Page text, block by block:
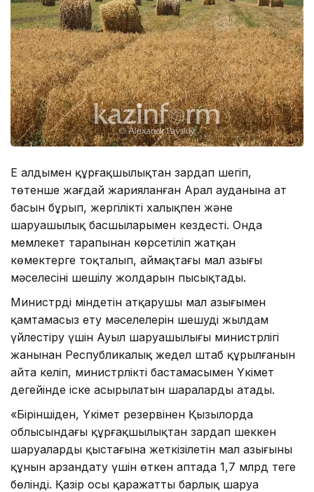
Ең алдымен құрғақшылықтан зардап шегіп,
төтенше жағдай жарияланған Арал ауданына ат
басын бұрып, жергілікті халықпен және
шаруашылық басшыларымен кездесті. Онда
мемлекет тарапынан көрсетіліп жатқан
көмектерге тоқталып, аймақтағы мал азығы
мәселесінің шешілу жолдарын пысықтады.
Министрдің міндетін атқарушы мал азығымен
қамтамасыз ету мәселелерін шешуді жылдам
үйлестіру үшін Ауыл шаруашылығы министрлігі
жанынан Республикалық жедел штаб құрылғанын
айта келіп, министрліктің бастамасымен Үкімет
деңгейінде іске асырылатын шараларды атады.
«Біріншіден, Үкімет резервінен Қызылорда
облысындағы құрғақшылықтан зардап шеккен
шаруалардың қыстағына жеткізілетін мал азығының
құнын арзандату үшін өткен аптада 1,7 млрд теңге
бөлінді. Қазір осы қаражатты барлық шаруа